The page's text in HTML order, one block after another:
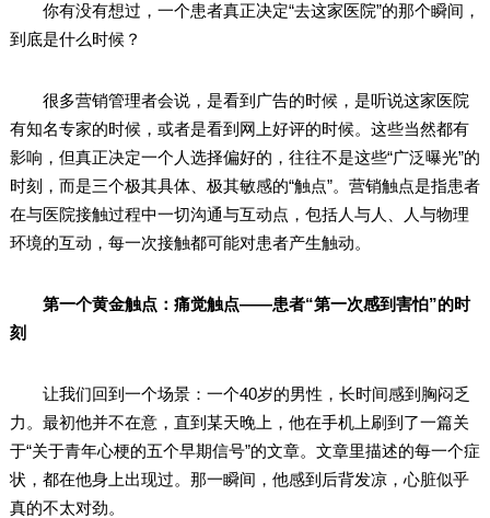
你有没有想过，一个患者真正决定“去这家医院”的那个瞬间，
到底是什么时候？
很多营销管理者会说，是看到广告的时候，是听说这家医院
有知名专家的时候，或者是看到网上好评的时候。这些当然都有
影响，但真正决定一个人选择偏好的，往往不是这些“广泛曝光”的
时刻，而是三个极其具体、极其敏感的“触点”。营销触点是指患者
在与医院接触过程中一切沟通与互动点，包括人与人、人与物理
环境的互动，每一次接触都可能对患者产生触动。
第一个黄金触点：痛觉触点——患者“第一次感到害怕”的时
刻
让我们回到一个场景：一个40岁的男性，长时间感到胸闷乏
力。最初他并不在意，直到某天晚上，他在手机上刷到了一篇关
于“关于青年心梗的五个早期信号”的文章。文章里描述的每一个症
状，都在他身上出现过。那一瞬间，他感到后背发凉，心脏似乎
真的不太对劲。